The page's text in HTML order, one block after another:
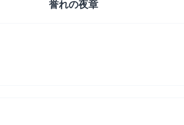
誉れの夜章